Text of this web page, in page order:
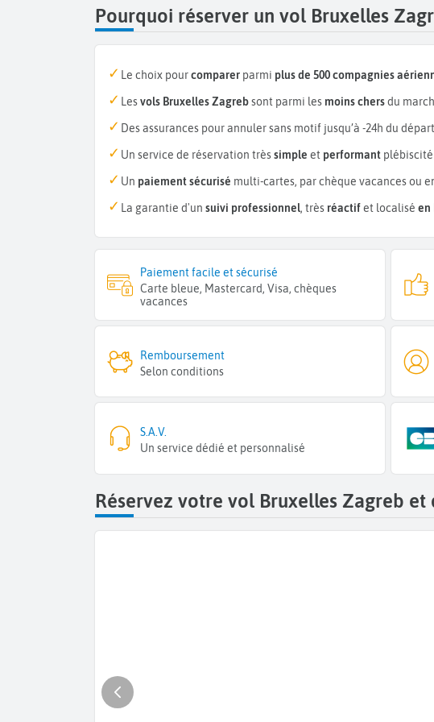
Pourquoi réserver un vol Bruxelles
Le choix pourcomparer parmi plus de 500 compagnies
Lesvols Bruxelles Zagrebsont parmi les moins chersdu
Des assurances pour annuler sans motif jusqu’à -24h du départ
Un service de réservation trèssimple et performant
Un paiement sécurisé multi-cartes, par chèque vacances ou
La garantie d'un suivi professionnel, très réactifet localisé en
Paiement facile et sécurisé
Carte bleue, Mastercard, Visa, chèques
vacances
Remboursement
Selon conditions
S.A.V.
Un service dédié et personnalisé
Réservez votre vol Bruxelles Zagreb